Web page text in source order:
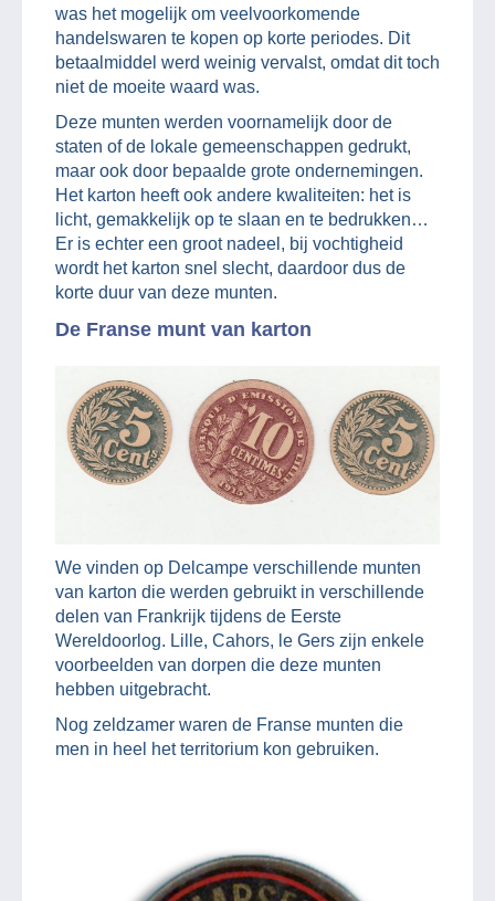
was het mogelijk om veelvoorkomende
handelswaren te kopen op korte periodes. Dit
betaalmiddel werd weinig vervalst, omdat dit toch
niet de moeite waard was.
Deze munten werden voornamelijk door de
staten of de lokale gemeenschappen gedrukt,
maar ook door bepaalde grote ondernemingen.
Het karton heeft ook andere kwaliteiten: het is
licht, gemakkelijk op te slaan en te bedrukken…
Er is echter een groot nadeel, bij vochtigheid
wordt het karton snel slecht, daardoor dus de
korte duur van deze munten.
De Franse munt van karton
We vinden op Delcampe verschillende munten
van karton die werden gebruikt in verschillende
delen van Frankrijk tijdens de Eerste
Wereldoorlog. Lille, Cahors, le Gers zijn enkele
voorbeelden van dorpen die deze munten
hebben uitgebracht.
Nog zeldzamer waren de Franse munten die
men in heel het territorium kon gebruiken.